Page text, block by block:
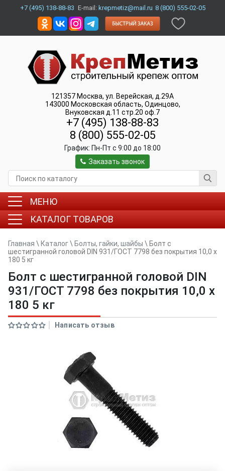
+7 (495) 138-88-83 E-mail: krepmetiz@mail.ru 8 (800) 555-02-05
121357 Москва, ул. Верейская, д.29А
143000 Московская область, Одинцово,
Внуковская д.11 стр.20 оф.7
+7 (495) 138-88-83
8 (800) 555-02-05
График: Пн-Пт c 9:00 до 18:00
Заказать звонок
МЕНЮ
КАТАЛОГ ТОВАРОВ
Главная \ Каталог\ Болты, гайки, шайбы \ Болт с
шестигранной головой DIN 931/ГОСТ 7798 без покрытия 10,0 x
180 5 кг
Болт с шестигранной головой DIN
931/ГОСТ 7798 без покрытия 10,0 x
180 5 кг
Написать отзыв